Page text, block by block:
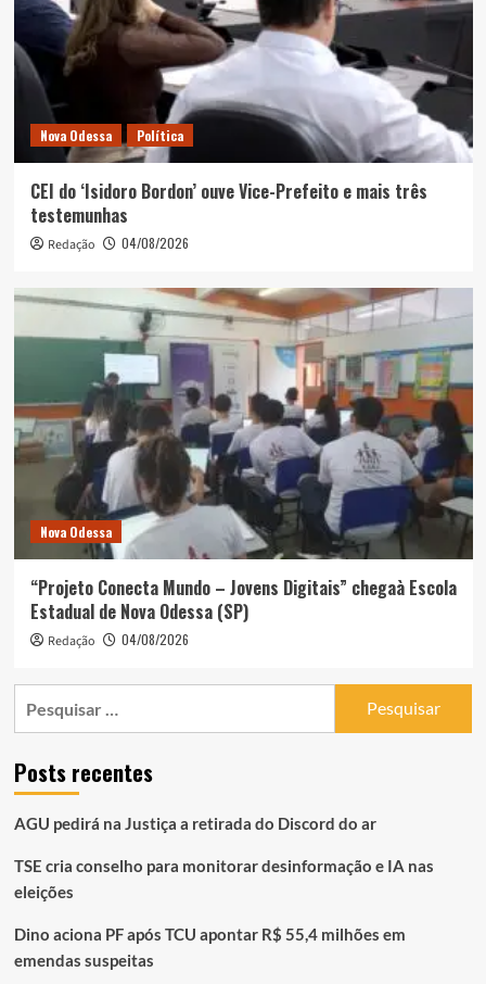
Nova Odessa Política
CEI do ‘Isidoro Bordon’ ouve Vice-Prefeito e mais três
testemunhas
Redação 04/08/2026
Nova Odessa
“Projeto Conecta Mundo – Jovens Digitais” chegaà Escola
Estadual de Nova Odessa (SP)
Redação 04/08/2026
Posts recentes
AGU pedirá na Justiça a retirada do Discord do ar
TSE cria conselho para monitorar desinformação e IA nas
eleições
Dino aciona PF após TCU apontar R$ 55,4 milhões em
emendas suspeitas